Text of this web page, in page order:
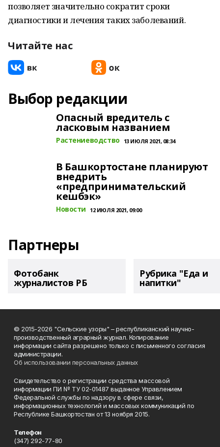
позволяет значительно сократит сроки
диагностики и лечения таких заболеваний.
Читайте нас
Выбор редакции
Опасный вредитель с
ласковым названием
Растениеводство 13 ИЮЛЯ 2021, 08:34
В Башкортостане планируют
внедрить
«предпринимательский
кешбэк»
Новости 12 ИЮЛЯ 2021, 09:00
Партнеры
Фотобанк
журналистов РБ
Рубрика "Еда и
напитки"
© 2015-2026 "Сельские узоры" – республиканский научно-
производственный аграрный журнал. Копирование
информации сайта разрешено только с письменного согласия
администрации.
Об использовании персональных данных
Свидетельство о регистрации средства массовой
информации ПИ № ТУ 02-01487 выданное Управлением
Федеральной службы по надзору в сфере связи,
информационных технологий и массовых коммуникаций по
Республике Башкортостан от 13 ноября 2015.
Телефон
(347) 292-77-80